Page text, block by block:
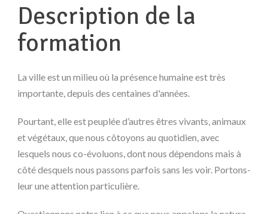
Description de la
formation
La ville est un milieu où la présence humaine est très
importante, depuis des centaines d'années.
Pourtant, elle est peuplée d’autres êtres vivants, animaux
et végétaux, que nous côtoyons au quotidien, avec
lesquels nous co-évoluons, dont nous dépendons mais à
côté desquels nous passons parfois sans les voir. Portons-
leur une attention particulière.